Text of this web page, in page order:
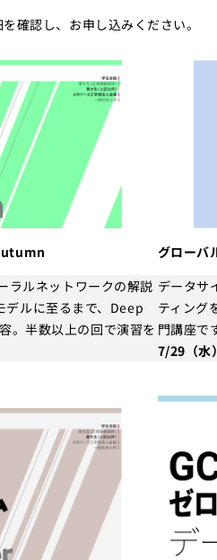
確認し、お申し込みください。
ラルネットワークの解説
デルに至るまで、Deep
。半数以上の回で演習を
グローバ
データサ
ティング
門講座で
7/29（水）